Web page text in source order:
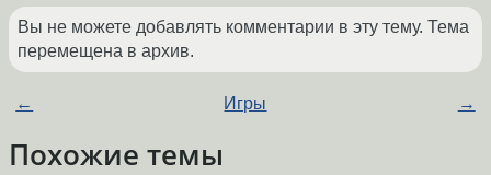
Вы не можете добавлять комментарии в эту тему. Тема
перемещена в архив.
← Игры →
Похожие темы